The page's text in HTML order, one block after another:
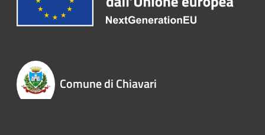
Comune di Chiavari